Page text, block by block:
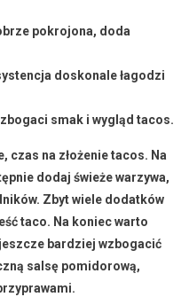
pokrojona, doda
doskonale łagodzi
smak i wygląd tacos.
czas na złożenie tacos. Na
dodaj świeże warzywa,
Zbyt wiele dodatków
taco. Na koniec warto
bardziej wzbogacić
salsę pomidorową,